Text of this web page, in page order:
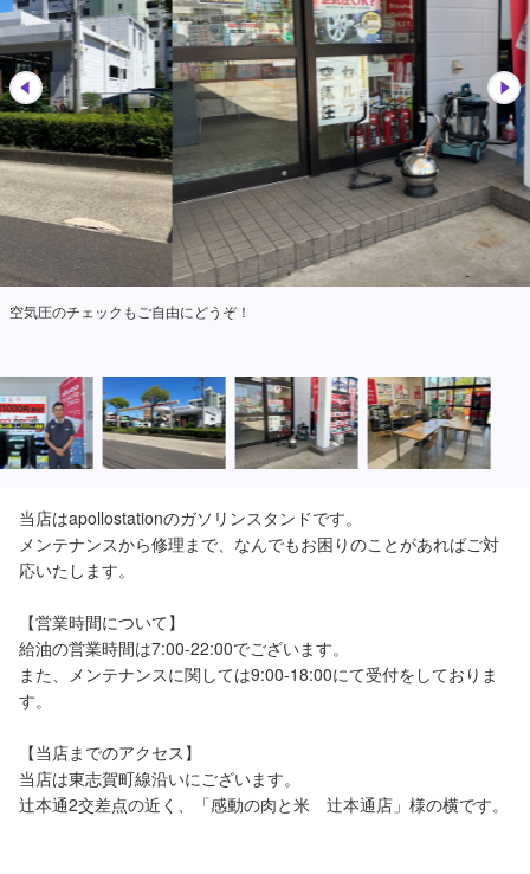
空気圧のチェックもご自由にどうぞ！
当店はapollostationのガソリンスタンドです。
メンテナンスから修理まで、なんでもお困りのことがあればご対
応いたします。
【営業時間について】
給油の営業時間は7:00-22:00でございます。
また、メンテナンスに関しては9:00-18:00にて受付をしておりま
す。
【当店までのアクセス】
当店は東志賀町線沿いにございます。